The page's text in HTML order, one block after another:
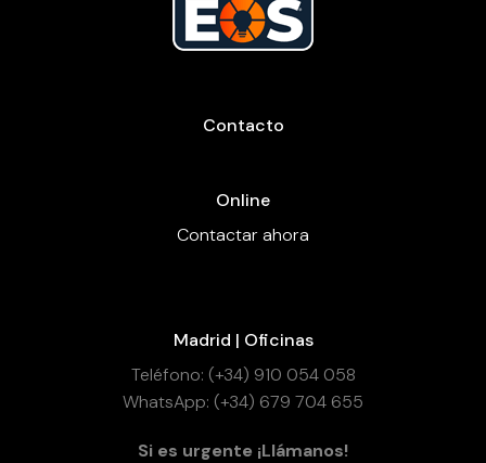
Contacto
Online
Contactar ahora
Madrid | Oficinas
Teléfono: (+34) 910 054 058
WhatsApp: (+34) 679 704 655
Si es urgente ¡Llámanos!